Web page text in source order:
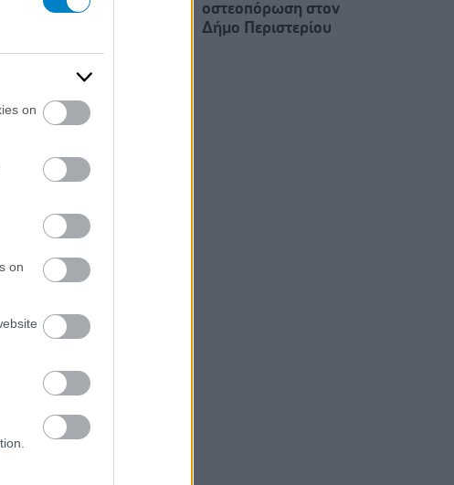
on
on
οστεοπόρωση στον
Δήμο Περιστερίου